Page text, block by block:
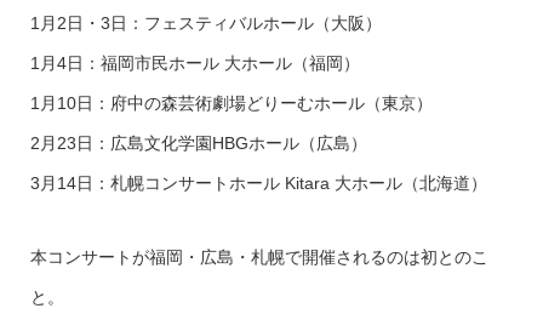
1月2日・3日：フェスティバルホール（大阪）
1月4日：福岡市民ホール 大ホール（福岡）
1月10日：府中の森芸術劇場どりーむホール（東京）
2月23日：広島文化学園HBGホール（広島）
3月14日：札幌コンサートホール Kitara 大ホール（北海道）
本コンサートが福岡・広島・札幌で開催されるのは初とのこ
と。